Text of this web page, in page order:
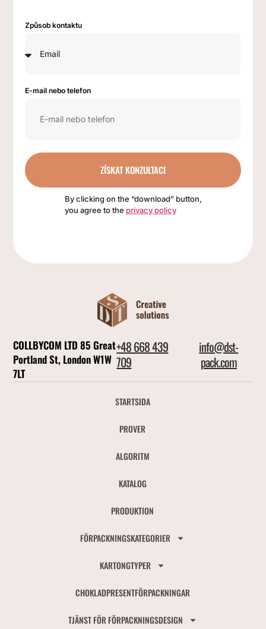
Způsob kontaktu
E-mail nebo telefon
ZÍSKAT KONZULTACI
By clicking on the “download” button,
you agree to the privacy policy
COLLBYCOM LTD 85 Great
Portland St, London W1W
7LT
+48 668 439
709
info@dst-
pack.com
STARTSIDA
PROVER
ALGORITM
KATALOG
PRODUKTION
FÖRPACKNINGSKATEGORIER
KARTONGTYPER
CHOKLADPRESENTFÖRPACKNINGAR
TJÄNST FÖR FÖRPACKNINGSDESIGN